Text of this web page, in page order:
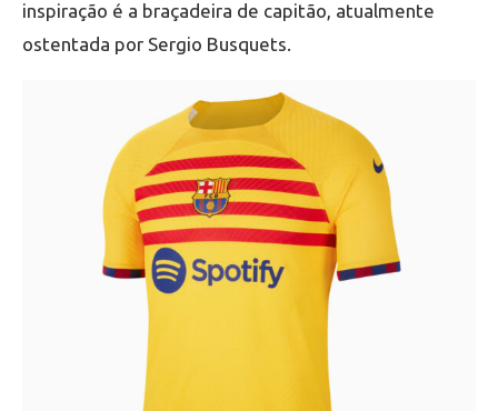
inspiração é a braçadeira de capitão, atualmente
ostentada por Sergio Busquets.